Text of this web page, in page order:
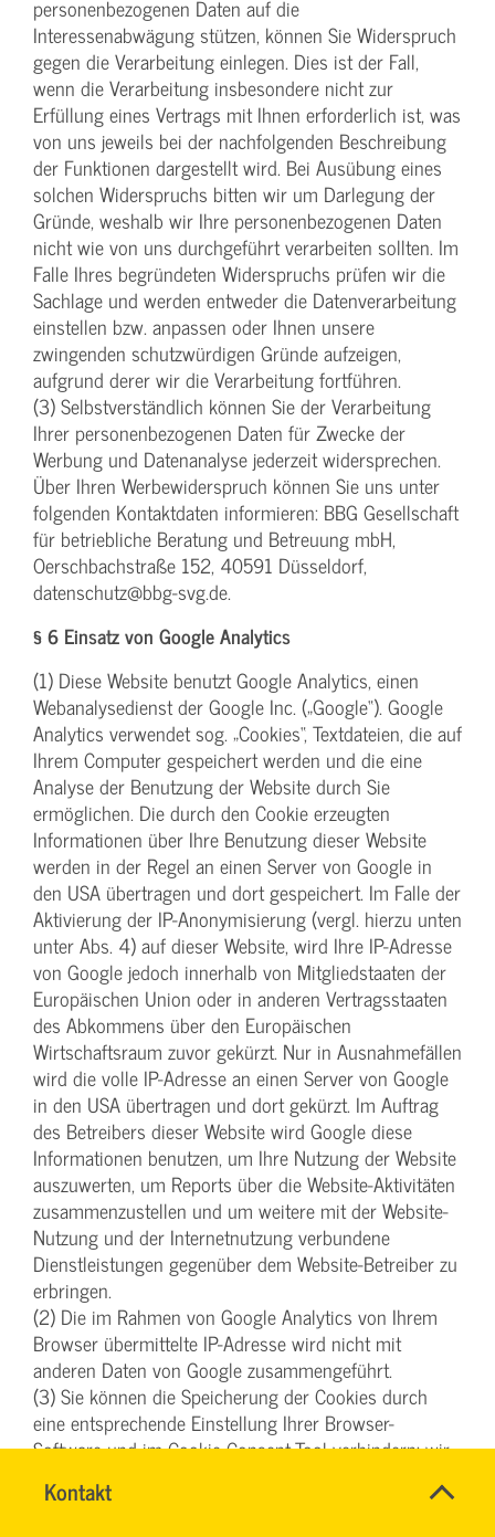
Kontakt
DENISE
Name*
personenbezogenen Daten auf die
Interessenabwägung stützen, können Sie Widerspruch
gegen die Verarbeitung einlegen. Dies ist der Fall,
wenn die Verarbeitung insbesondere nicht zur
Erfüllung eines Vertrags mit Ihnen erforderlich ist, was
von uns jeweils bei der nachfolgenden Beschreibung
der Funktionen dargestellt wird. Bei Ausübung eines
solchen Widerspruchs bitten wir um Darlegung der
Gründe, weshalb wir Ihre personenbezogenen Daten
nicht wie von uns durchgeführt verarbeiten sollten. Im
Falle Ihres begründeten Widerspruchs prüfen wir die
Sachlage und werden entweder die Datenverarbeitung
einstellen bzw. anpassen oder Ihnen unsere
zwingenden schutzwürdigen Gründe aufzeigen,
aufgrund derer wir die Verarbeitung fortführen.
(3) Selbstverständlich können Sie der Verarbeitung
Ihrer personenbezogenen Daten für Zwecke der
Werbung und Datenanalyse jederzeit widersprechen.
Über Ihren Werbewiderspruch können Sie uns unter
folgenden Kontaktdaten informieren: BBG Gesellschaft
für betriebliche Beratung und Betreuung mbH,
Oerschbachstraße 152, 40591 Düsseldorf,
datenschutz@bbg-svg.de.
§ 6 Einsatz von Google Analytics
(1) Diese Website benutzt Google Analytics, einen
Webanalysedienst der Google Inc. („Google“). Google
Analytics verwendet sog. „Cookies“, Textdateien, die auf
Ihrem Computer gespeichert werden und die eine
Analyse der Benutzung der Website durch Sie
ermöglichen. Die durch den Cookie erzeugten
Informationen über Ihre Benutzung dieser Website
werden in der Regel an einen Server von Google in
den USA übertragen und dort gespeichert. Im Falle der
Aktivierung der IP-Anonymisierung (vergl. hierzu unten
unter Abs. 4) auf dieser Website, wird Ihre IP-Adresse
von Google jedoch innerhalb von Mitgliedstaaten der
Europäischen Union oder in anderen Vertragsstaaten
des Abkommens über den Europäischen
Wirtschaftsraum zuvor gekürzt. Nur in Ausnahmefällen
wird die volle IP-Adresse an einen Server von Google
in den USA übertragen und dort gekürzt. Im Auftrag
des Betreibers dieser Website wird Google diese
Informationen benutzen, um Ihre Nutzung der Website
auszuwerten, um Reports über die Website-Aktivitäten
zusammenzustellen und um weitere mit der Website-
Nutzung und der Internetnutzung verbundene
Dienstleistungen gegenüber dem Website-Betreiber zu
erbringen.
(2) Die im Rahmen von Google Analytics von Ihrem
Browser übermittelte IP-Adresse wird nicht mit
anderen Daten von Google zusammengeführt.
(3) Sie können die Speicherung der Cookies durch
eine entsprechende Einstellung Ihrer Browser-
Software und im Cookie-Consent-Tool verhindern; wir
gegebenenfalls nicht sämtliche Funktionen dieser